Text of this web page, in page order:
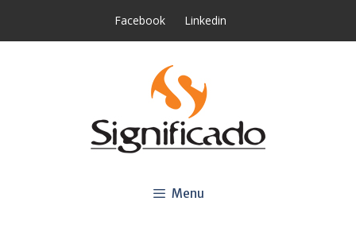
Facebook Linkedin
Menu